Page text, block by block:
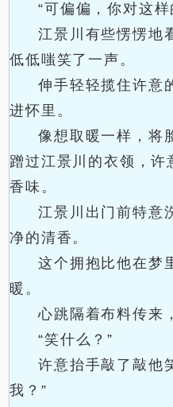
“可偏偏，你对这
江景川有些愣愣地
低低嗤笑了一声。
伸手轻轻揽住许意
进怀里。
像想取暖一样，将
蹭过江景川的衣领，许
香味。
江景川出门前特意
净的清香。
这个拥抱比他在梦
暖。
心跳隔着布料传来
“笑什么？”
许意抬手敲了敲他
我？”